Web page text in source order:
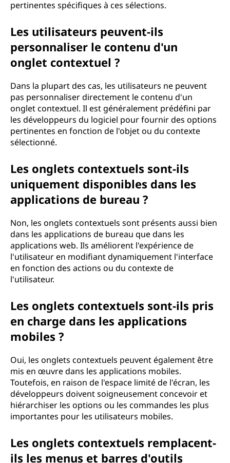
pertinentes spécifiques à ces sélections.
Les utilisateurs peuvent-ils
personnaliser le contenu d'un
onglet contextuel ?
Dans la plupart des cas, les utilisateurs ne peuvent
pas personnaliser directement le contenu d'un
onglet contextuel. Il est généralement prédéfini par
les développeurs du logiciel pour fournir des options
pertinentes en fonction de l'objet ou du contexte
sélectionné.
Les onglets contextuels sont-ils
uniquement disponibles dans les
applications de bureau ?
Non, les onglets contextuels sont présents aussi bien
dans les applications de bureau que dans les
applications web. Ils améliorent l'expérience de
l'utilisateur en modifiant dynamiquement l'interface
en fonction des actions ou du contexte de
l'utilisateur.
Les onglets contextuels sont-ils pris
en charge dans les applications
mobiles ?
Oui, les onglets contextuels peuvent également être
mis en œuvre dans les applications mobiles.
Toutefois, en raison de l'espace limité de l'écran, les
développeurs doivent soigneusement concevoir et
hiérarchiser les options ou les commandes les plus
importantes pour les utilisateurs mobiles.
Les onglets contextuels remplacent-
ils les menus et barres d'outils